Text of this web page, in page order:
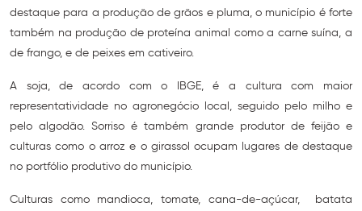
destaque para a produção de grãos e pluma, o município é forte
também na produção de proteína animal como a carne suína, a
de frango, e de peixes em cativeiro.
A soja, de acordo com o IBGE, é a cultura com maior
representatividade no agronegócio local, seguido pelo milho e
pelo algodão. Sorriso é também grande produtor de feijão e
culturas como o arroz e o girassol ocupam lugares de destaque
no portfólio produtivo do município.
Culturas como mandioca, tomate, cana-de-açúcar, batata